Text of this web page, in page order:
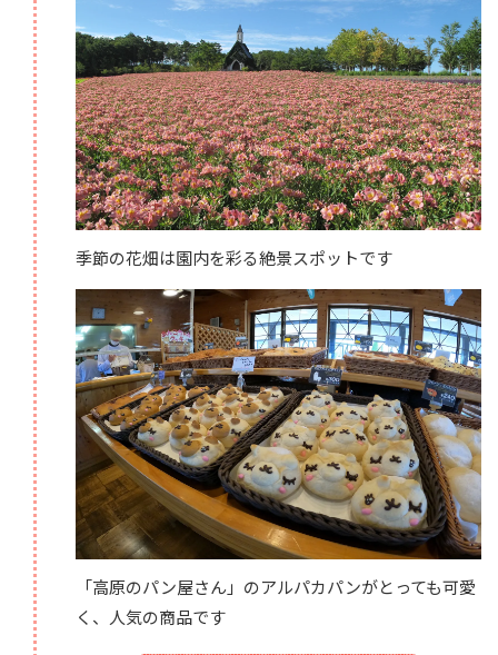
季節の花畑は園内を彩る絶景スポットです
「高原のパン屋さん」のアルパカパンがとっても可愛
く、人気の商品です